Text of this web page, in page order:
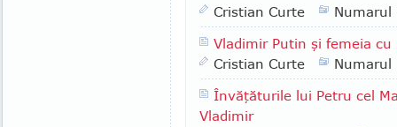
Cristian Curte
Numarul
Vladimir Putin şi femeia cu
Cristian Curte
Numarul
Învăţăturile lui Petru cel
Vladimir